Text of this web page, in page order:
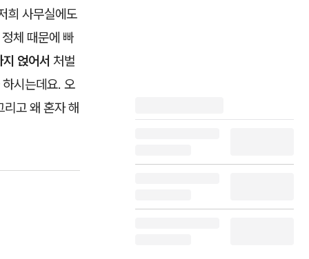
희 사무실에도
체 때문에 빠
얹어서 처벌
시는데요. 오
고 왜 혼자 해